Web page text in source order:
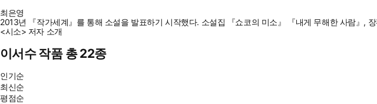
최은영
2013년 『작가세계』를 통해 소설을 발표하기 시작했다. 소설집 『쇼코의 미소』 『내게 무해한 사람』,
<시소> 저자 소개
이서수 작품 총 22종
인기순
최신순
평점순